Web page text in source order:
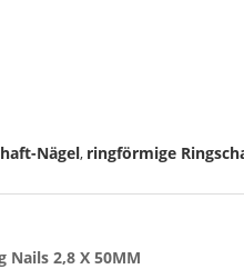
Nägel, ringförmige
Nails 2,8 X 50MM